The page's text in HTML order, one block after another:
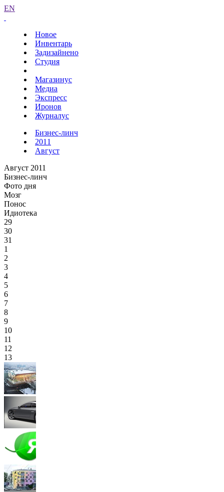
EN
Новое
Инвентарь
Задизайнено
Студия
Магазинус
Медиа
Экспресс
Иронов
Журналус
Бизнес-линч
2011
Август
Август 2011
Бизнес-линч
Фото дня
Мозг
Понос
Идиотека
29
30
31
1
2
3
4
5
6
7
8
9
10
11
12
13